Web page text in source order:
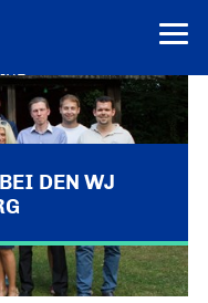
DEN WJ